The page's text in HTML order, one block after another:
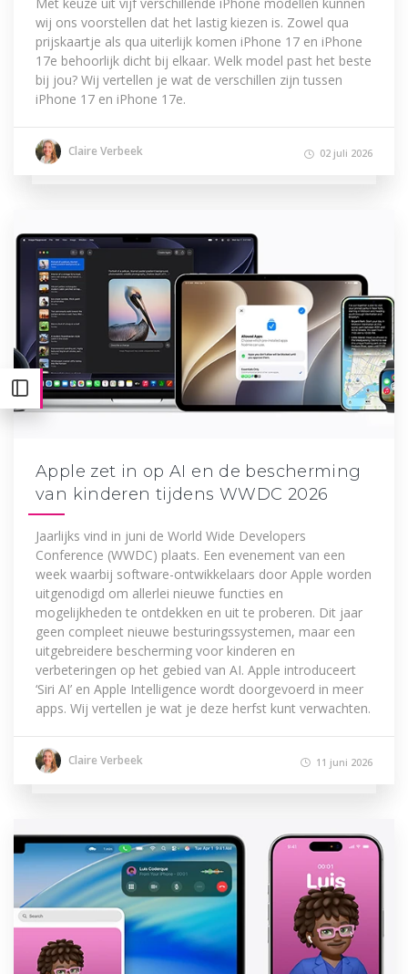
Met keuze uit vijf verschillende iPhone modellen kunnen
wij ons voorstellen dat het lastig kiezen is. Zowel qua
prijskaartje als qua uiterlijk komen iPhone 17 en iPhone
17e behoorlijk dicht bij elkaar. Welk model past het beste
bij jou? Wij vertellen je wat de verschillen zijn tussen
iPhone 17 en iPhone 17e.
Claire Verbeek 02 juli 2026
Apple zet in op AI en de bescherming
van kinderen tijdens WWDC 2026
Jaarlijks vind in juni de World Wide Developers
Conference (WWDC) plaats. Een evenement van een
week waarbij software-ontwikkelaars door Apple worden
uitgenodigd om allerlei nieuwe functies en
mogelijkheden te ontdekken en uit te proberen. Dit jaar
geen compleet nieuwe besturingssystemen, maar een
uitgebreidere bescherming voor kinderen en
verbeteringen op het gebied van AI. Apple introduceert
‘Siri AI’ en Apple Intelligence wordt doorgevoerd in meer
apps. Wij vertellen je wat je deze herfst kunt verwachten.
Claire Verbeek 11 juni 2026